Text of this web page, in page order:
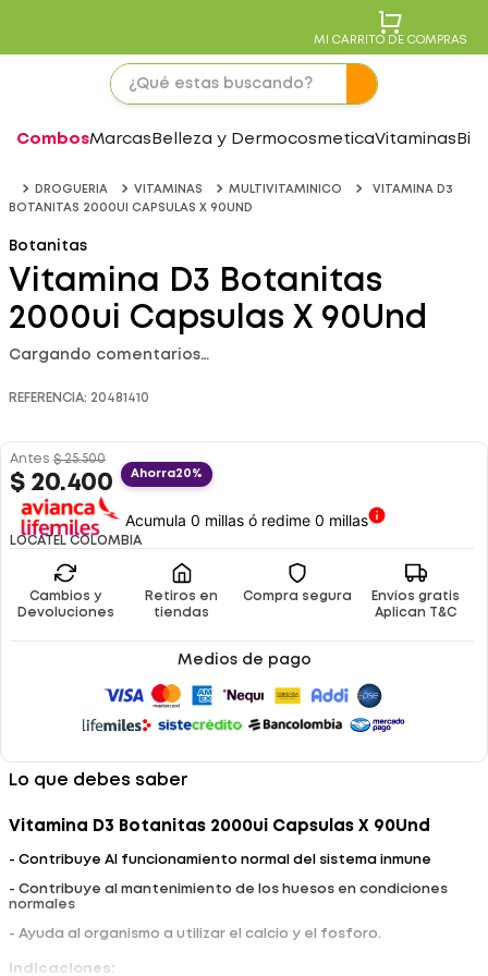
MI CARRITO DE COMPRAS
CombosMarcas Belleza y DermocosmeticaVitaminas
DROGUERIA VITAMINAS MULTIVITAMINICO
VITAMINA D3
BOTANITAS 2000UI CAPSULAS X 90UND
Botanitas
Vitamina D3 Botanitas
2000ui Capsulas X 90Und
Cargando comentarios…
REFERENCIA: 20481410
Antes $ 25.500
$ 20.400 Ahorra20%
Acumula 0 millas ó redime 0 millas
LOCATEL COLOMBIA
Cambios y
Devoluciones
Retiros en
tiendas
Compra segura
Envíos gratis
Aplican T&C
Medios de pago
Lo que debes saber
Vitamina D3 Botanitas 2000ui Capsulas X 90Und
- Contribuye Al funcionamiento normal del sistema inmune
- Contribuye al mantenimiento de los huesos en condiciones
normales
- Ayuda al organismo a utilizar el calcio y el fosforo.
Indicaciones: